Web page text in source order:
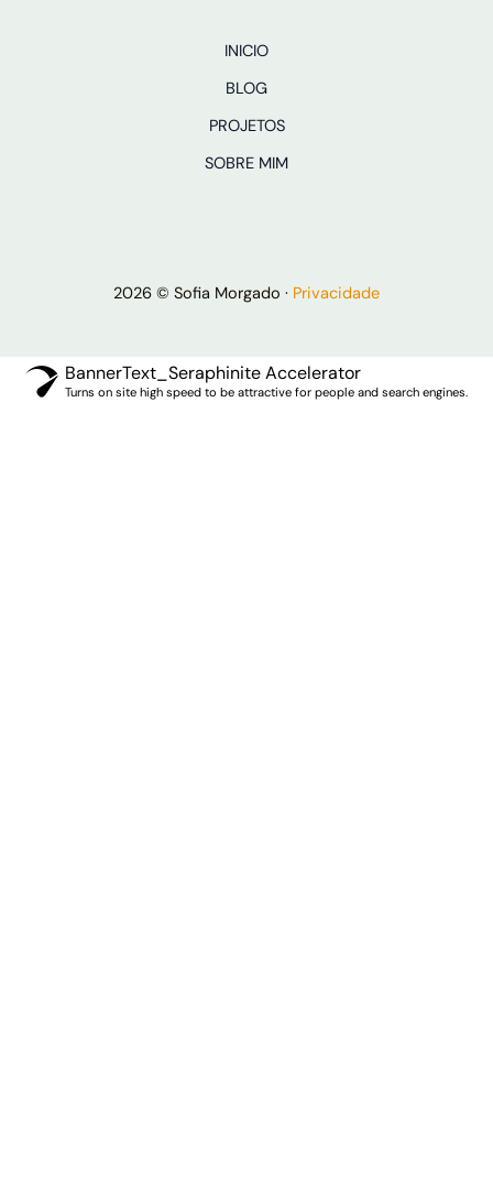
INICIO
BLOG
PROJETOS
SOBRE MIM
2026 © Sofia Morgado · Privacidade
BannerText_Seraphinite Accelerator
Turns on site high speed to be attractive for people and search engines.